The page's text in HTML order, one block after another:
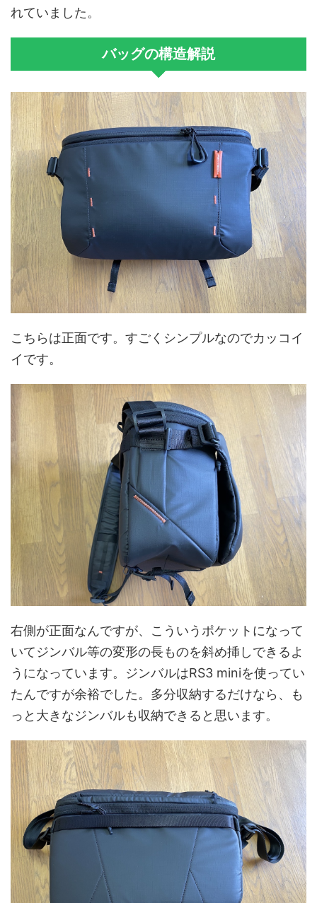
れていました。
バッグの構造解説
こちらは正面です。すごくシンプルなのでカッコイ
イです。
右側が正面なんですが、こういうポケットになって
いてジンバル等の変形の長ものを斜め挿しできるよ
うになっています。ジンバルはRS3 miniを使ってい
たんですが余裕でした。多分収納するだけなら、も
っと大きなジンバルも収納できると思います。